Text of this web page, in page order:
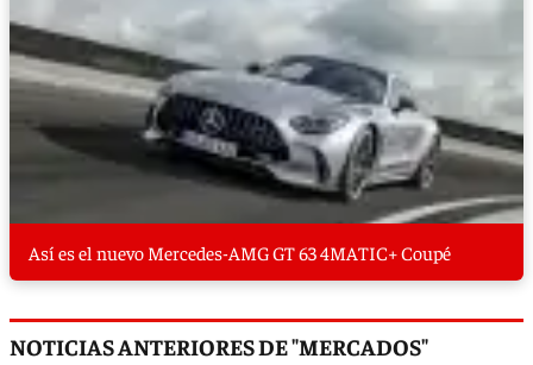
Así es el nuevo Mercedes-AMG GT 63 4MATIC+ Coupé
NOTICIAS ANTERIORES DE "MERCADOS"